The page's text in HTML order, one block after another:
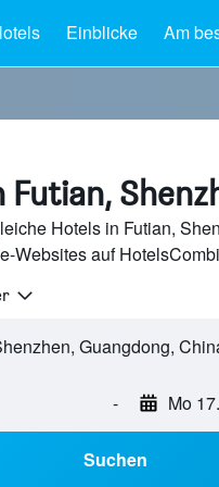
Einblicke Am
Futian,
Hotels in Futian,
Websites auf
- Mo
Suchen